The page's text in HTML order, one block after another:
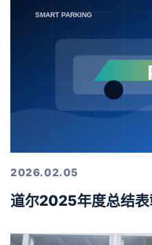
2026.02.05
道尔2025年度总结